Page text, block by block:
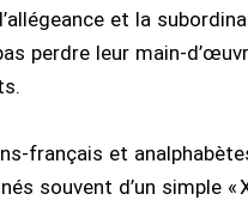
et la
perdre leur main-
français et
souvent d’un simple «